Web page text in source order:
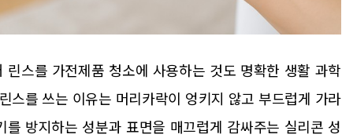
스를 가전제품 청소에 사용하는 것도 명확한 생활 과학
스를 쓰는 이유는 머리카락이 엉키지 않고 부드럽게 가라
방지하는 성분과 표면을 매끄럽게 감싸주는 실리콘 성